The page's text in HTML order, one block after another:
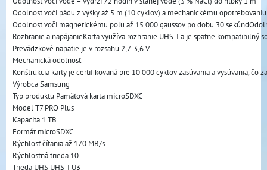
Odolnosť voči pádu z výšky až 5 m (10 cyklov) a mechanickému
Odolnosť voči magnetickému poľu až 15 000 gaussov po dobu 30
Rozhranie a napájanieKarta využíva rozhranie UHS-I a je spätne kompatibilný
Prevádzkové napätie je v rozsahu 2,7-3,6 V.
Mechanická odolnosť
Konštrukcia karty je certifikovaná pre 10 000 cyklov zasúvania a vysúvania,
Výrobca Samsung
Typ produktu Pamäťová karta microSDXC
Model T7 PRO Plus
Kapacita 1 TB
Formát microSDXC
Rýchlosť čítania až 170 MB/s
Rýchlostná trieda 10
Trieda UHS UHS-I U3